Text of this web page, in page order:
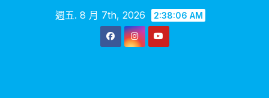
週五. 8 月 7th, 2026 2:38:07 AM